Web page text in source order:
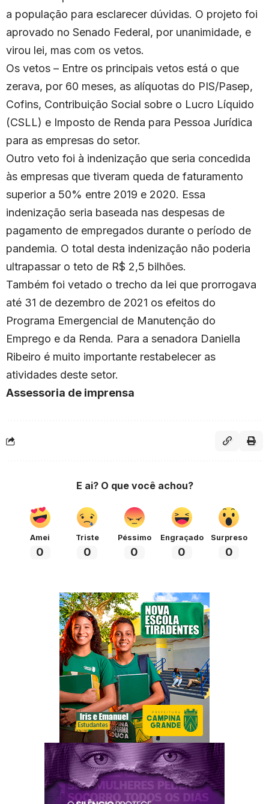
a população para esclarecer dúvidas. O projeto foi
aprovado no Senado Federal, por unanimidade, e
virou lei, mas com os vetos.
Os vetos – Entre os principais vetos está o que
zerava, por 60 meses, as alíquotas do PIS/Pasep,
Cofins, Contribuição Social sobre o Lucro Líquido
(CSLL) e Imposto de Renda para Pessoa Jurídica
para as empresas do setor.
Outro veto foi à indenização que seria concedida
às empresas que tiveram queda de faturamento
superior a 50% entre 2019 e 2020. Essa
indenização seria baseada nas despesas de
pagamento de empregados durante o período de
pandemia. O total desta indenização não poderia
ultrapassar o teto de R$ 2,5 bilhões.
Também foi vetado o trecho da lei que prorrogava
até 31 de dezembro de 2021 os efeitos do
Programa Emergencial de Manutenção do
Emprego e da Renda. Para a senadora Daniella
Ribeiro é muito importante restabelecer as
atividades deste setor.
Assessoria de imprensa
E ai? O que você achou?
Amei
0
Triste
0
Péssimo
0
Engraçado
0
Surpreso
0